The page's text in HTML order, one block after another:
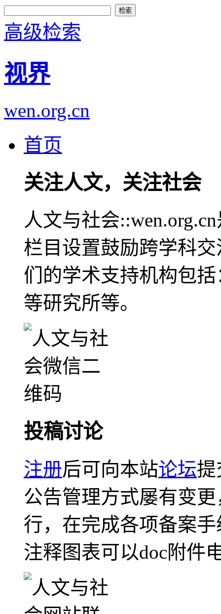
高级检索
视界
wen.org.cn
首页
关注人文，关注社会
人文与社会
栏目设置鼓励跨学科
们的学术支持机构包
等研究所等。
投稿讨论
注册后可向本站论坛提
公告管理方式屡有变
行，在完成各项备案
注释图表可以doc附件